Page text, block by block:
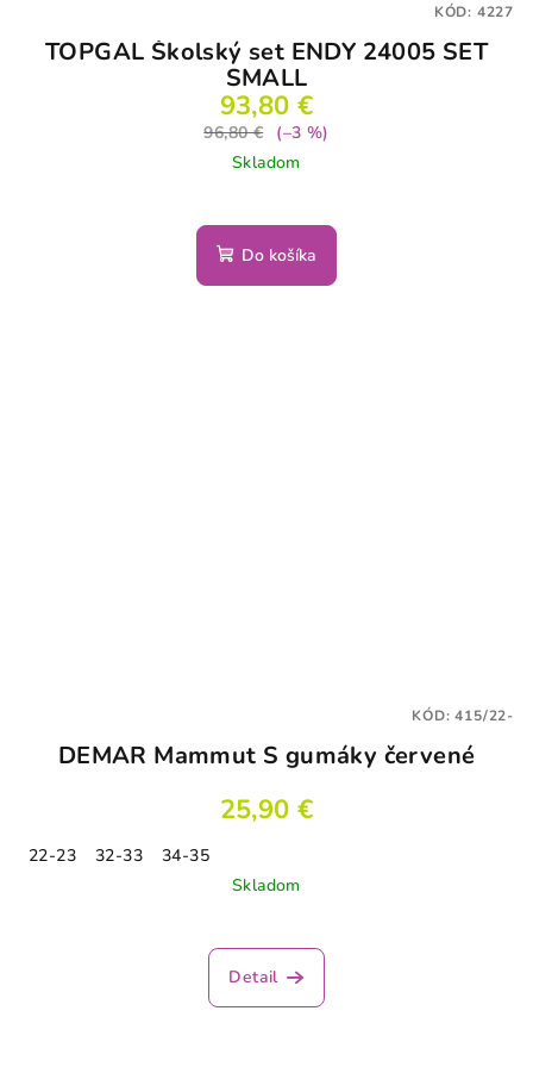
TOPGAL Školský set ENDY 24005 SET
SMALL
93,80 €
96,80 €
(–3 %)
Skladom
Do košíka
KÓD: 4227
DEMAR Mammut S gumáky červené
25,90 €
22-23 32-33
34-35
Skladom
Detail
KÓD:415/22-